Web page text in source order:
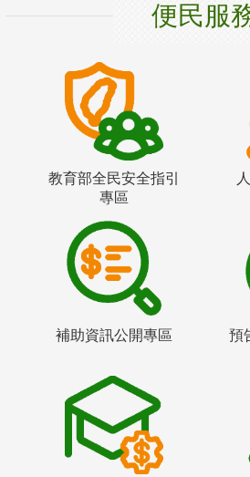
便民服
教育部全民安全指引
專區
補助資訊公開專區
預